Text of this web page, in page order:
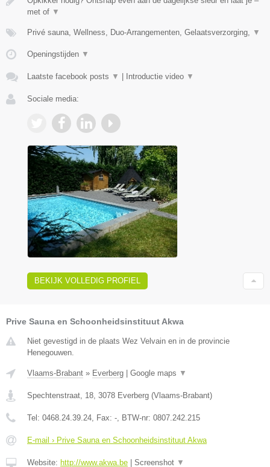
met of ▼
Privé sauna, Wellness, Duo-Arrangementen, Gelaatsverzorging, ▼
Openingstijden ▼
Laatste facebook posts ▼ | Introductie video ▼
Sociale media:
BEKIJK VOLLEDIG PROFIEL
Prive Sauna en Schoonheidsinstituut Akwa
Niet gevestigd in de plaats Wez Velvain en in de provincie
Henegouwen.
Vlaams-Brabant » Everberg Google maps ▼
Spechtenstraat, 18, 3078 Everberg (Vlaams-Brabant)
Tel: 0468.24.39.24, Fax: -, BTW-nr: 0807.242.215
E-mail › Prive Sauna en Schoonheidsinstituut Akwa
Website: http://www.akwa.be Screenshot ▼